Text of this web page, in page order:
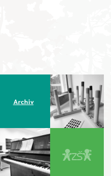
Archiv